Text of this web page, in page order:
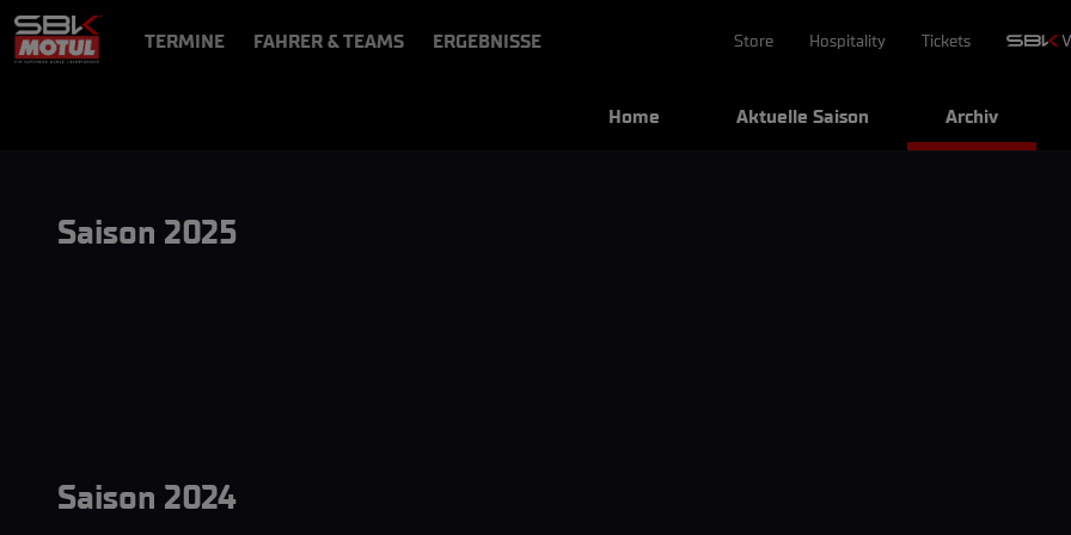
TERMINE FAHRER & TEAMS ERGEBNISSE Store Hospitality Tickets
Home Aktuelle Saison Archiv
Saison 2025
Saison 2024